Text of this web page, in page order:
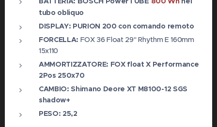
tubo obliquo
DISPLAY: PURION 200 con comando remoto
FORCELLA: FOX 36 Float 29" Rhythm E 160mm
15x110
AMMORTIZZATORE: FOX float X Performance
2Pos 250x70
CAMBIO: Shimano Deore XT M8100-12 SGS
shadow+
PESO: 25,2